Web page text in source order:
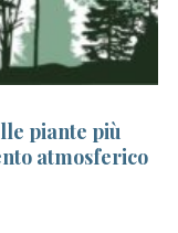
piante più
atmosferico